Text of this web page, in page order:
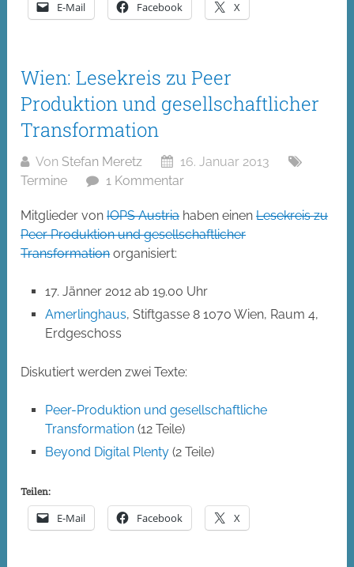
E-Mail Facebook X
Wien: Lesekreis zu Peer
Produktion und gesellschaftlicher
Transformation
Von Stefan Meretz
16. Januar 2013
Termine
1 Kommentar
Mitglieder vonIOPS Austriahaben einenLesekreis zu
Peer Produktion und gesellschaftlicher
Transformationorganisiert:
17. Jänner 2012 ab 19.00 Uhr
Amerlinghaus, Stiftgasse 8 1070 Wien, Raum 4,
Erdgeschoss
Diskutiert werden zwei Texte:
Peer-Produktion und gesellschaftliche
Transformation(12 Teile)
Beyond Digital Plenty(2 Teile)
Teilen:
E-Mail Facebook X